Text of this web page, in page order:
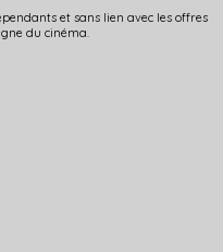
et sans lien avec les offres
du cinéma.